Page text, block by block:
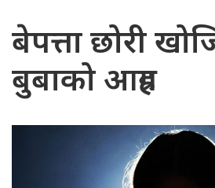
बेपत्ता छोरी
बुबाको आग्रह